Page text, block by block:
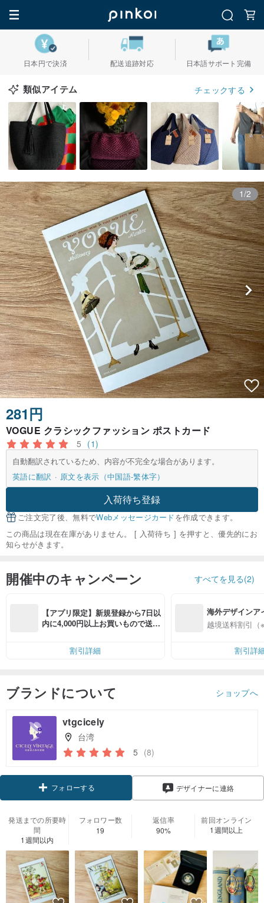
日本円で決済 配送追跡対応 日本語サポート完備
類似アイテム チェックする
1/2
281円
VOGUE クラシックファッション ポストカード
5 (1)
自動翻訳されているため、内容が不完全な場合があります。
英語に翻訳
原文を表示（中国語-繁体字）
入荷待ち登録
ご注文完了後、無料でWebメッセージカードを作成できます。
この商品は現在在庫がありません。 [ 入荷待ち ] を押すと、優先的にお
知らせがきます。
開催中のキャンペーン すべてを見る(2)
【アプリ限定】新規登録から7日以
内に4,000円以上お買いもので送料
割引詳細
海外デザインア
入
越境送料割引（
割引詳
ブランドについて ショップへ
vtgcicely
台湾
5 (8)
フォローする デザイナーに連絡
発送までの所要時
間
1週間以内
フォロワー数
19
返信率
90%
前回オンライン
1週間以上